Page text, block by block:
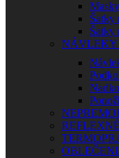
Masky
Šatky
Šatky
NÁVLEKY